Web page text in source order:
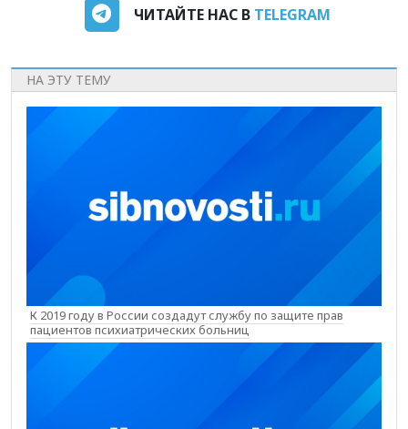
ЧИТАЙТЕ НАС В TELEGRAM
НА ЭТУ ТЕМУ
К 2019 году в России создадут службу по защите прав
пациентов психиатрических больниц